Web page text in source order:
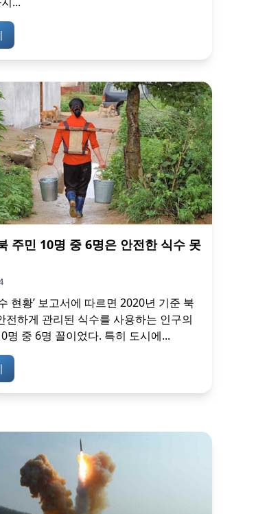
주민 10명 중 6명은 안전한 식수 못
현황’ 보고서에 따르면 2020년 기준 북
전하게 관리된 식수를 사용하는 인구의
명 중 6명 꼴이었다. 특히 도시에...